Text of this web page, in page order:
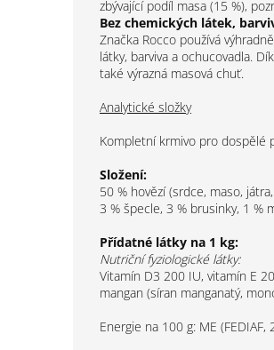
zbývající podíl masa (15 %),
Bez chemických látek,
Značka Rocco používá
látky, barviva a ochucovadla.
také výrazná masová chuť.
Analytické složky
Kompletní krmivo pro dospělé
Složení:
50 % hovězí (srdce, maso,
3 % špecle, 3 % brusinky, 1 %
Přídatné látky na 1 kg:
Nutriční fyziologické látky:
Vitamín D3 200 IU, vitamín E
mangan (síran manganatý,
Energie na 100 g: ME